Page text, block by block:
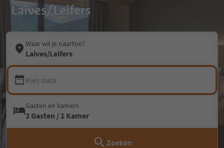
Laives/Leifers
Waar wil je naartoe?
Laives/Leifers
Kies data
Gasten en kamers
2 Gasten / 1 Kamer
Zoeken